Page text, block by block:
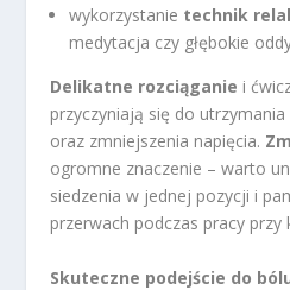
wykorzystanie technik
medytacja czy głębokie
Delikatne rozciąganie i
przyczyniają się do
oraz zmniejszenia napięcia.
ogromne znaczenie – warto
siedzenia w jednej pozycji i
przerwach podczas pracy przy
Skuteczne podejście do